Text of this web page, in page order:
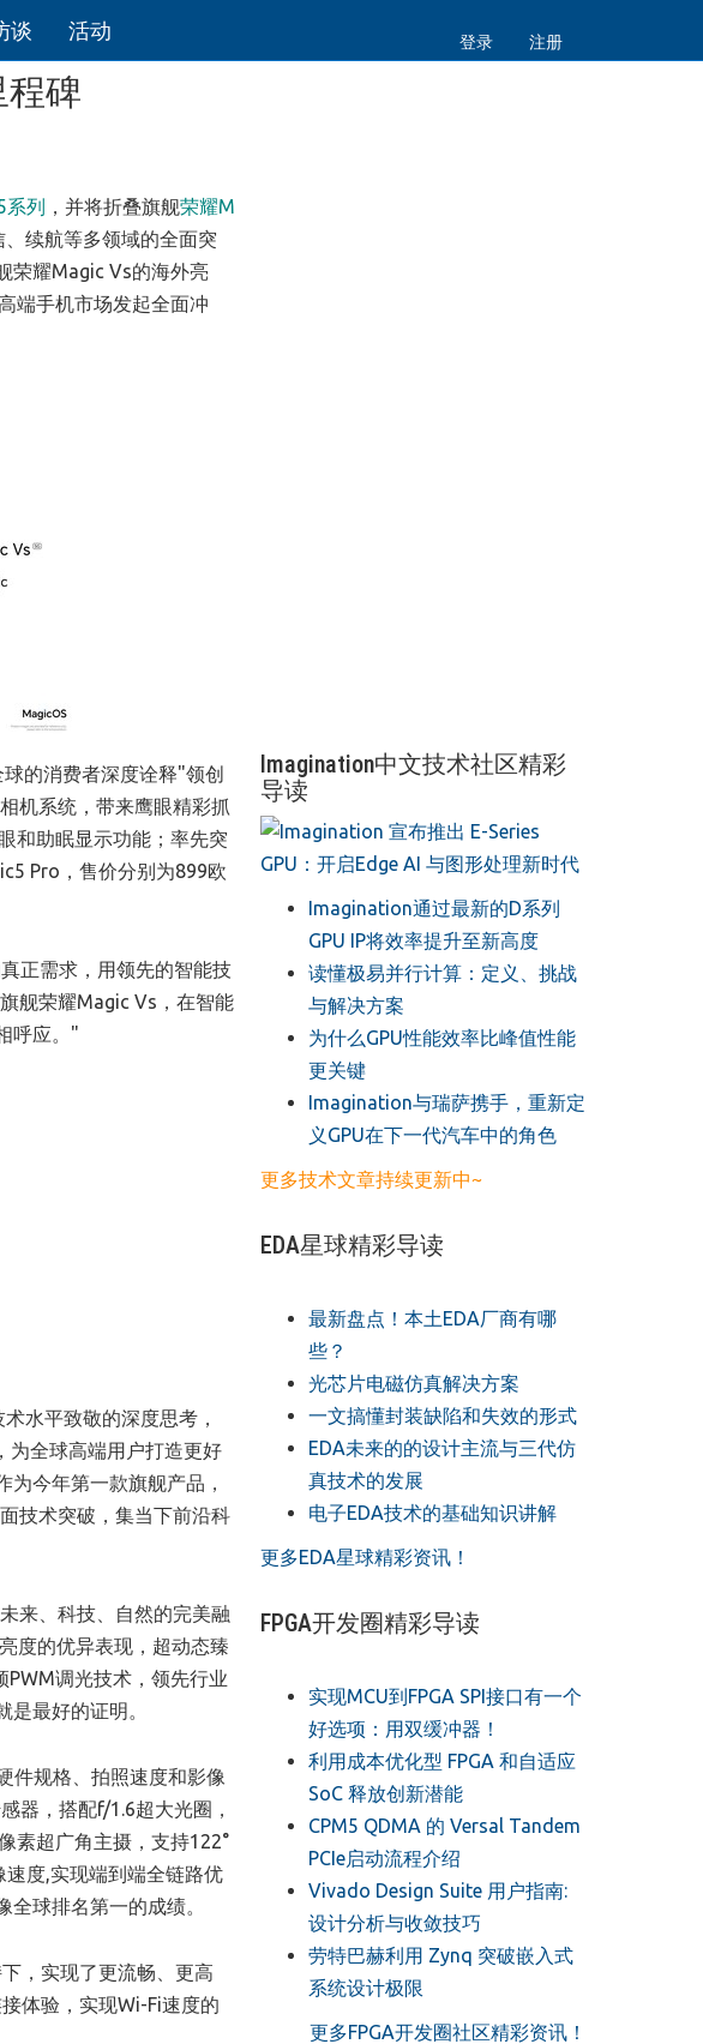
谈 活动 登录 注册
程碑
系列 ，并将折叠旗舰荣耀M
续航等多领域的全面突
荣耀Magic Vs的海外亮
端手机市场发起全面冲
的消费者深度诠释"领创
机系统，带来鹰眼精彩抓
和助眠显示功能；率先突
Pro，售价分别为899欧
正需求，用领先的智能技
舰荣耀Magic Vs，在智能
呼应。"
水平致敬的深度思考，
为全球高端用户打造更好
今年第一款旗舰产品，
技术突破，集当下前沿科
来、科技、自然的完美融
度的优异表现，超动态臻
PWM调光技术，领先行业
最好的证明。
件规格、拍照速度和影像
器，搭配f/1.6超大光圈，
素超广角主摄，支持122°
度,实现端到端全链路优
球排名第一的成绩。
，实现了更流畅、更高
体验，实现Wi-Fi速度的
Imagination中文技术社区精彩
导读
Imagination通过最新的D系列
GPU IP将效率提升至新高度
读懂极易并行计算：定义、挑战
与解决方案
​为什么GPU性能效率比峰值性能
更关键
​Imagination与瑞萨携手，重新定
义GPU在下一代汽车中的角色
更多技术文章持续更新中~
EDA星球精彩导读
最新盘点！本土EDA厂商有哪
些？
光芯片电磁仿真解决方案
一文搞懂封装缺陷和失效的形式
EDA未来的的设计主流与三代仿
真技术的发展
电子EDA技术的基础知识讲解
更多EDA星球精彩资讯！
FPGA开发圈精彩导读
实现MCU到FPGA SPI接口有一个
好选项：用双缓冲器！
利用成本优化型 FPGA 和自适应
SoC 释放创新潜能
CPM5 QDMA 的 Versal Tandem
PCIe启动流程介绍
Vivado Design Suite 用户指南:
设计分析与收敛技巧
劳特巴赫利用 Zynq 突破嵌入式
系统设计极限
更多FPGA开发圈社区精彩资讯！